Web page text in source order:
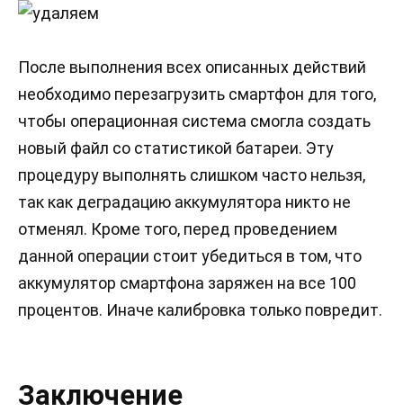
После выполнения всех описанных действий
необходимо перезагрузить смартфон для того,
чтобы операционная система смогла создать
новый файл со статистикой батареи. Эту
процедуру выполнять слишком часто нельзя,
так как деградацию аккумулятора никто не
отменял. Кроме того, перед проведением
данной операции стоит убедиться в том, что
аккумулятор смартфона заряжен на все 100
процентов. Иначе калибровка только повредит.
Заключение